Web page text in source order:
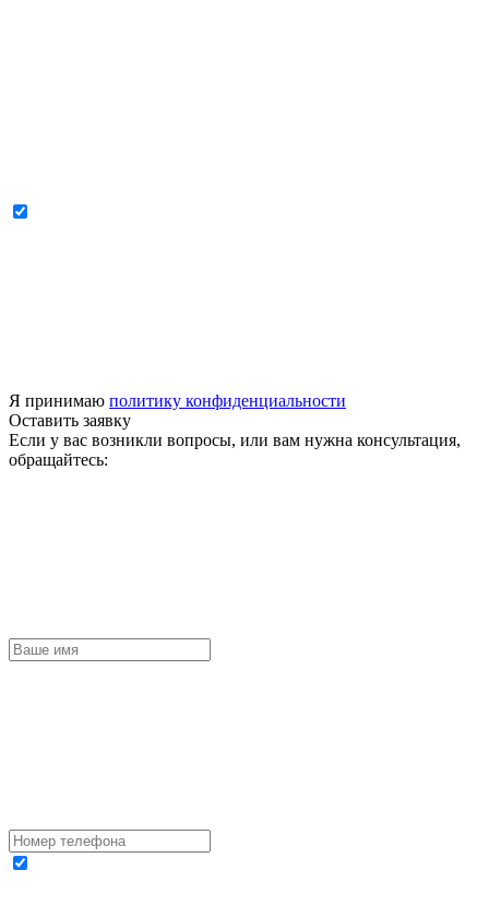
Я принимаю политику конфиденциальности
Оставить заявку
Если у вас возникли вопросы, или вам нужна консультация,
обращайтесь: